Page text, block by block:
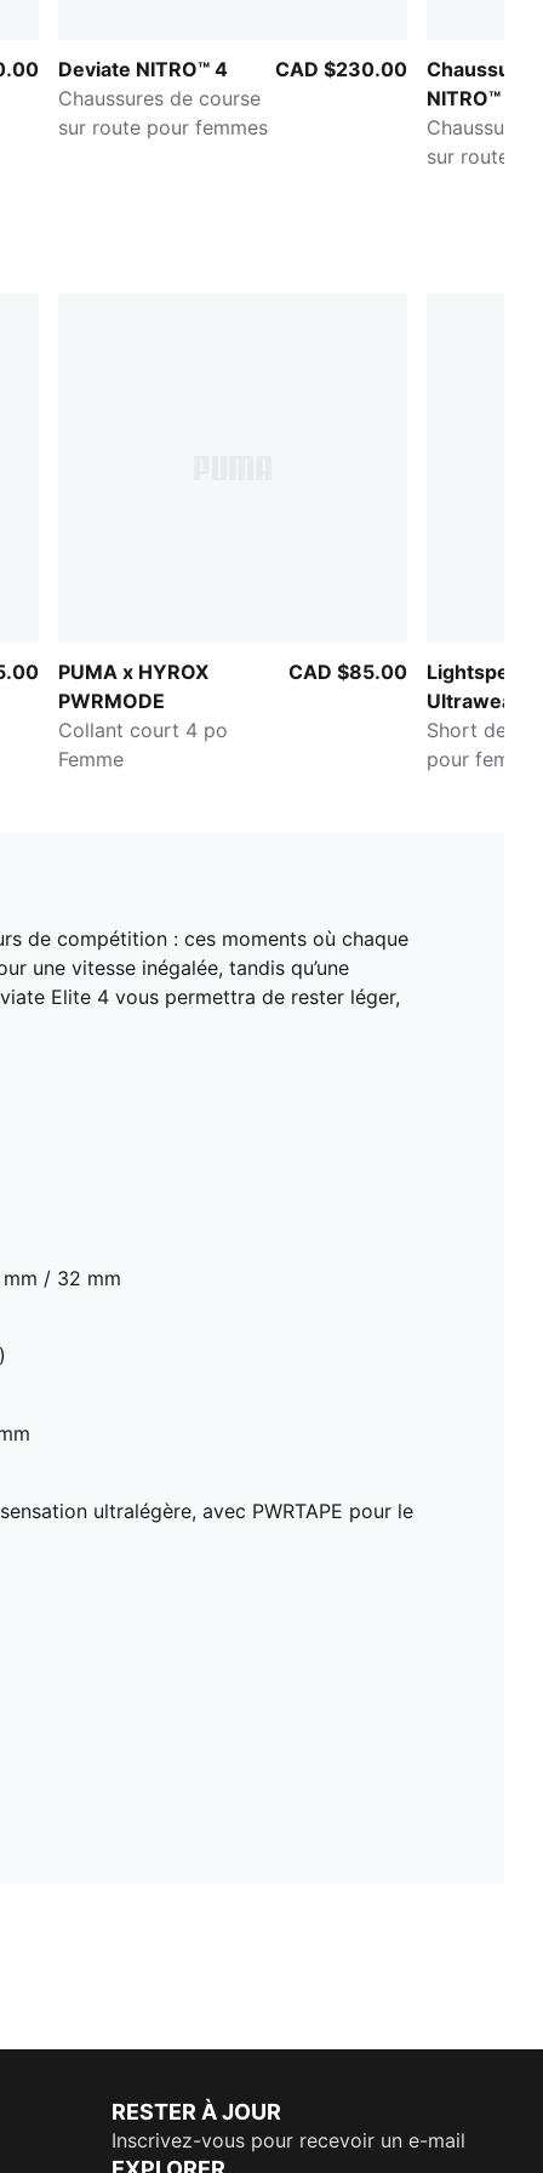
Deviate NITRO™ 4
Chaussures de course
sur route pour femmes
CAD $230.00
NITRO™ 3
Chaussures
sur route
PUMA x HYROX
PWRMODE
Collant court 4 po
Femme
CAD $85.00
Lightspeed
Ultraweave
Short de
pour
de compétition : ces moments où chaque
une vitesse inégalée, tandis qu’une
Elite 4 vous permettra de rester léger,
/ 32 mm
ultralégère, avec PWRTAPE pour le
RESTER À JOUR
Inscrivez-vous pour recevoir un e-mail